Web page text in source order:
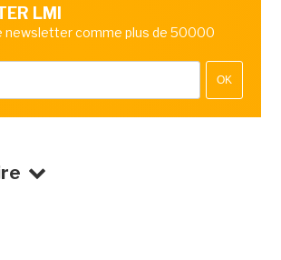
LMI
newsletter comme plus de 50000
OK